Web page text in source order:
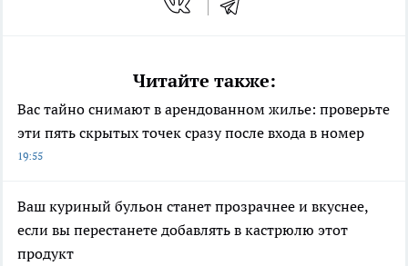
Читайте также:
Вас тайно снимают в арендованном жилье: проверьте
эти пять скрытых точек сразу после входа в номер
19:55
Ваш куриный бульон станет прозрачнее и вкуснее,
если вы перестанете добавлять в кастрюлю этот
продукт